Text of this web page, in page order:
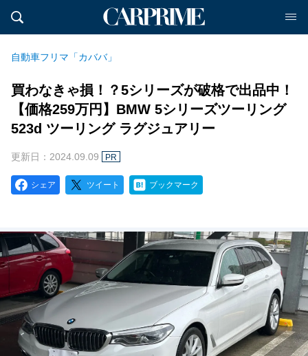
自動車フリマ「カババ」
買わなきゃ損！？5シリーズが破格で出品中！
【価格259万円】BMW 5シリーズツーリング
523d ツーリング ラグジュアリー
更新日：2024.09.09 PR
シェア ツイート ブックマーク